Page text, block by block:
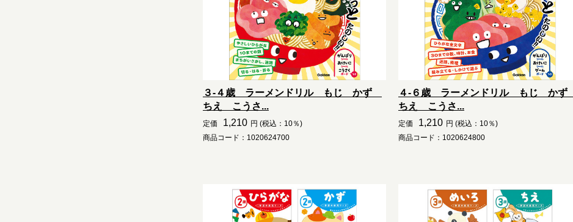
３-４歳 ラーメンドリル もじ かず
ちえ こうさ...
定価 1,210 円 (税込：10％)
商品コード：1020624700
４-６歳 ラーメンドリル もじ かず
ちえ こうさ...
定価 1,210 円 (税込：10％)
商品コード：1020624800